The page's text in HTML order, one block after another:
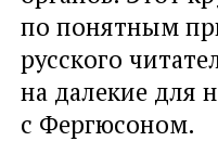
по понятным
русского
на далекие для
с Фергюсоном.